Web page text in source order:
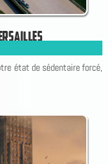
RSAILLES
état de sédentaire forcé,